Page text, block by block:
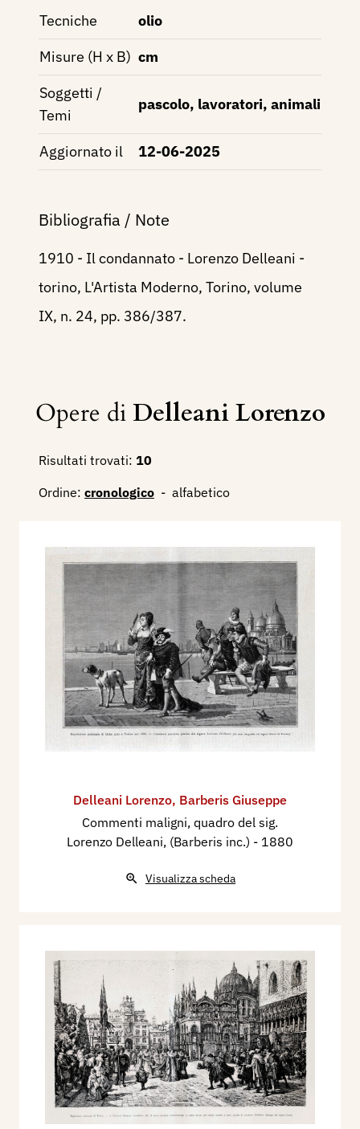
Tecniche
olio
Misure (H x B) cm
Soggetti /
Temi
pascolo, lavoratori, animali
Aggiornato il 12-06-2025
Bibliografia / Note
1910 - Il condannato - Lorenzo Delleani -
torino, L'Artista Moderno, Torino, volume
IX, n. 24, pp. 386/387.
Opere diDelleani Lorenzo
Risultati trovati: 10
Ordine: cronologico - alfabetico
Delleani Lorenzo, Barberis Giuseppe
Commenti maligni, quadro del sig.
Lorenzo Delleani, (Barberis inc.) - 1880
Visualizza scheda